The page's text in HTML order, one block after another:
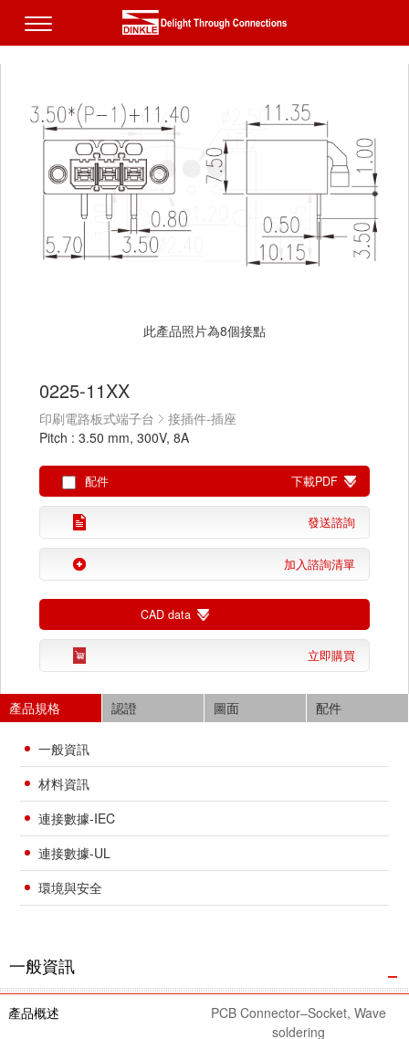
此產品照片為8個接點
此產品照片為8個接點
0225-11XX
印刷電路板式端子台
接插件-插座
Pitch : 3.50 mm, 300V, 8A
配件 下載PDF
發送諮詢
加入諮詢清單
CAD data
立即購買
產品規格 認證 圖面 配件
一般資訊
材料資訊
連接數據-IEC
連接數據-UL
環境與安全
一般資訊
產品概述
PCB Connector–Socket, Wave
soldering